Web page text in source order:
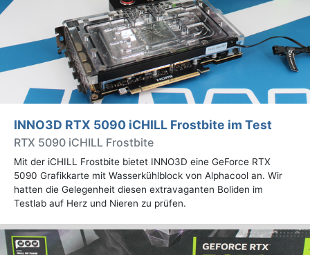
INNO3D RTX 5090 iCHILL Frostbite im Test
RTX 5090 iCHILL Frostbite
Mit der iCHILL Frostbite bietet INNO3D eine GeForce RTX
5090 Grafikkarte mit Wasserkühlblock von Alphacool an. Wir
hatten die Gelegenheit diesen extravaganten Boliden im
Testlab auf Herz und Nieren zu prüfen.